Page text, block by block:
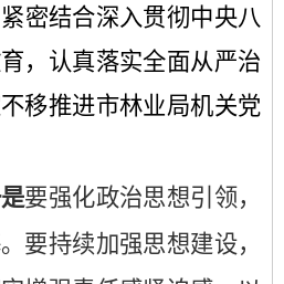
紧密结合深入贯彻中央八
， 认真落实全面从严治
移推进市林业局机关党
要强化政治思想引领，
要持续加强思想建设，